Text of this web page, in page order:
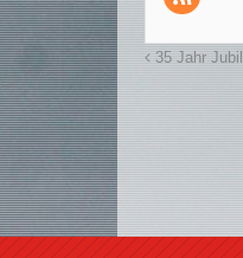
35 Jahr